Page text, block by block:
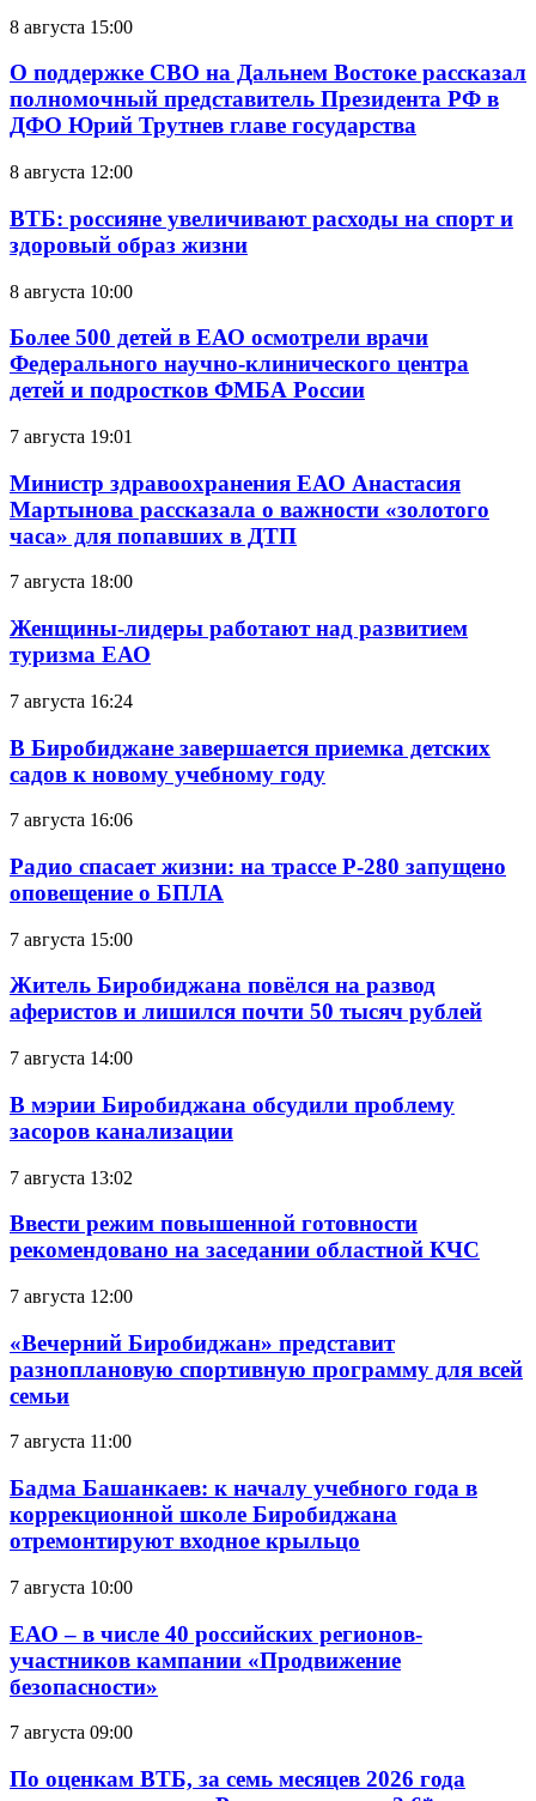
8 августа 15:00
О поддержке СВО на Дальнем Востоке рассказал
полномочный представитель Президента РФ в
ДФО Юрий Трутнев главе государства
8 августа 12:00
ВТБ: россияне увеличивают расходы на спорт и
здоровый образ жизни
8 августа 10:00
Более 500 детей в ЕАО осмотрели врачи
Федерального научно-клинического центра
детей и подростков ФМБА России
7 августа 19:01
Министр здравоохранения ЕАО Анастасия
Мартынова рассказала о важности «золотого
часа» для попавших в ДТП
7 августа 18:00
Женщины-лидеры работают над развитием
туризма ЕАО
7 августа 16:24
В Биробиджане завершается приемка детских
садов к новому учебному году
7 августа 16:06
Радио спасает жизни: на трассе Р-280 запущено
оповещение о БПЛА
7 августа 15:00
Житель Биробиджана повёлся на развод
аферистов и лишился почти 50 тысяч рублей
7 августа 14:00
В мэрии Биробиджана обсудили проблему
засоров канализации
7 августа 13:02
Ввести режим повышенной готовности
рекомендовано на заседании областной КЧС
7 августа 12:00
«Вечерний Биробиджан» представит
разноплановую спортивную программу для всей
семьи
7 августа 11:00
Бадма Башанкаев: к началу учебного года в
коррекционной школе Биробиджана
отремонтируют входное крыльцо
7 августа 10:00
ЕАО – в числе 40 российских регионов-
участников кампании «Продвижение
безопасности»
7 августа 09:00
По оценкам ВТБ, за семь месяцев 2026 года